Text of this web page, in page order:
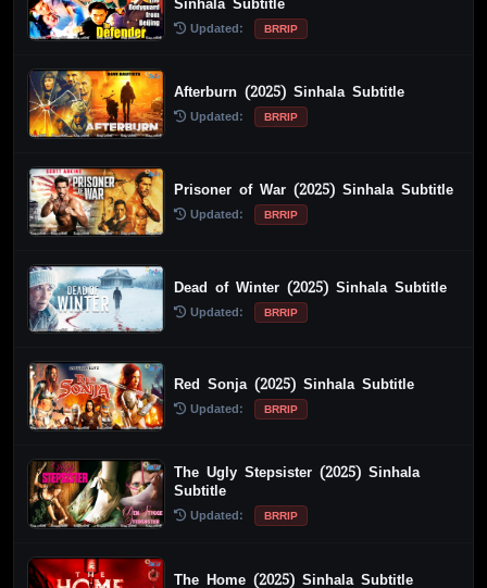
Sinhala Subtitle
Updated: BRRIP
Afterburn (2025) Sinhala Subtitle
Updated: BRRIP
Prisoner of War (2025) Sinhala Subtitle
Updated: BRRIP
Dead of Winter (2025) Sinhala Subtitle
Updated: BRRIP
Red Sonja (2025) Sinhala Subtitle
Updated: BRRIP
The Ugly Stepsister (2025) Sinhala
Subtitle
Updated: BRRIP
The Home (2025) Sinhala Subtitle